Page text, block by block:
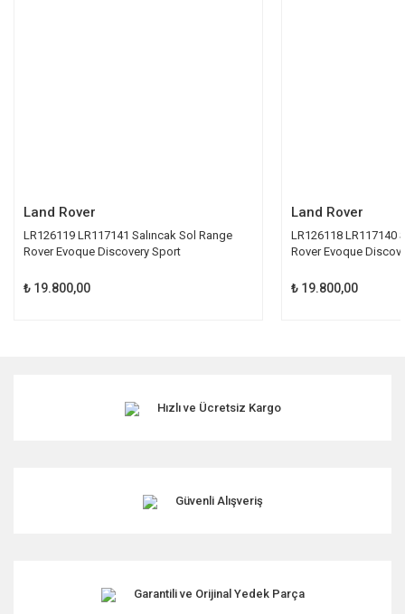
Land Rover
LR126119 LR117141 Salıncak Sol Range
Rover Evoque Discovery Sport
₺ 19.800,00
Land Rover
LR126118 LR117140
Rover Evoque
₺ 19.800,00
Hızlı ve Ücretsiz Kargo
Güvenli Alışveriş
Garantili ve Orijinal Yedek Parça